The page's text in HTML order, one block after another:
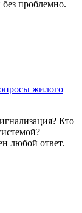
проблемно.
жилого
Кто
любой ответ.